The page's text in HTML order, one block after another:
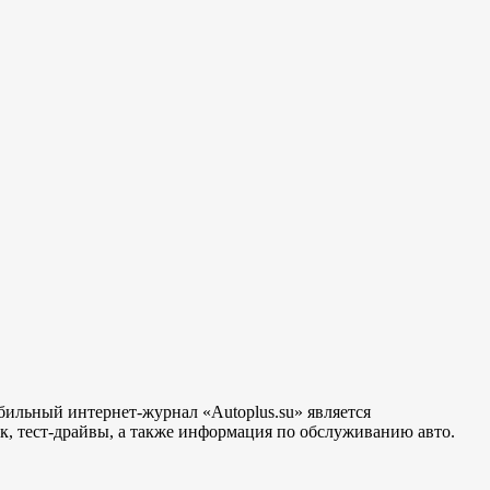
интернет-журнал «Autoplus.su» является
тест-драйвы, а также информация по обслуживанию авто.